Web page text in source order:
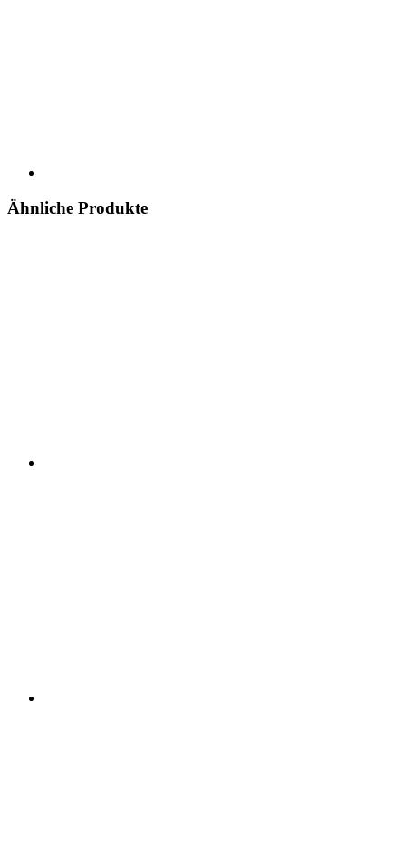
Ähnliche Produkte